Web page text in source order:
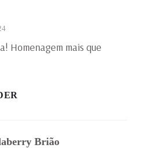
Homenagem mais que
Brião